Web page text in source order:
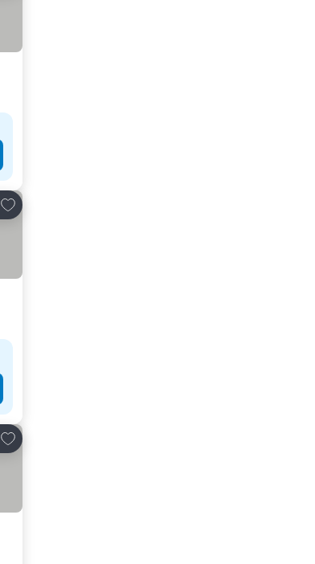
Lägg till i Mina Favoriter
Lägg till i Mina Favoriter